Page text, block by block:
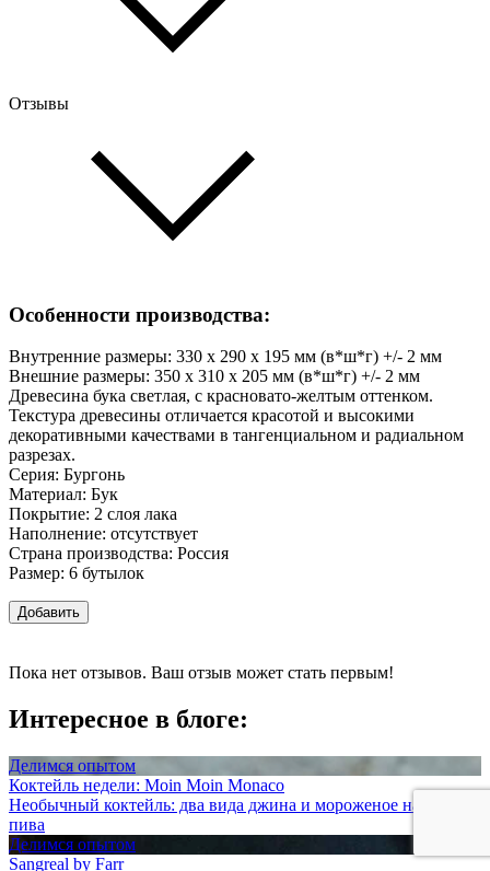
Отзывы
Особенности производства:
Внутренние размеры: 330 х 290 х 195 мм (в*ш*г) +/- 2 мм
Внешние размеры: 350 х 310 х 205 мм (в*ш*г) +/- 2 мм
Древесина бука светлая, с красновато-желтым оттенком.
Текстура древесины отличается красотой и высокими
декоративными качествами в тангенциальном и радиальном
разрезах.
Серия: Бургонь
Материал: Бук
Покрытие: 2 слоя лака
Наполнение: отсутствует
Страна производства: Россия
Размер: 6 бутылок
Добавить
Пока нет отзывов. Ваш отзыв может стать первым!
Интересное в блоге:
Делимся опытом
Коктейль недели: Moin Moin Monaco
Необычный коктейль: два вида джина и мороженое на основе
пива
Делимся опытом
Sangreal by Farr